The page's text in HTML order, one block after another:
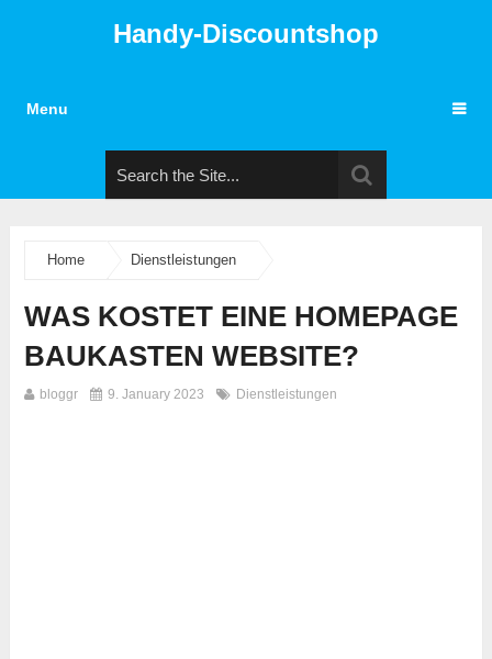
Handy-Discountshop
Menu
Home Dienstleistungen
WAS KOSTET EINE HOMEPAGE
BAUKASTEN WEBSITE?
bloggr 9. January 2023 Dienstleistungen